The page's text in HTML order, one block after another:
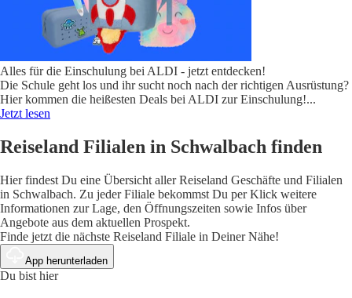
Alles für die Einschulung bei ALDI - jetzt entdecken!
Die Schule geht los und ihr sucht noch nach der richtigen Ausrüstung?
Hier kommen die heißesten Deals bei ALDI zur Einschulung!...
Jetzt lesen
Reiseland Filialen in Schwalbach finden
Hier findest Du eine Übersicht aller Reiseland Geschäfte und Filialen
in Schwalbach. Zu jeder Filiale bekommst Du per Klick weitere
Informationen zur Lage, den Öffnungszeiten sowie Infos über
Angebote aus dem aktuellen Prospekt.
Finde jetzt die nächste Reiseland Filiale in Deiner Nähe!
App herunterladen
Du bist hier